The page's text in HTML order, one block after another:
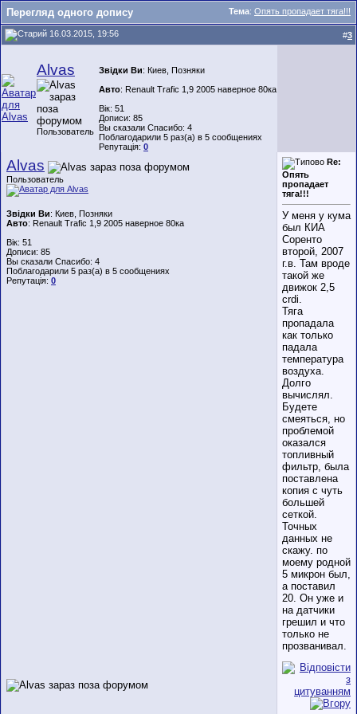
Тема: Опять пропадает тяга!!!
Перегляд одного допису
16.03.2015, 19:56 #3
Alvas
Пользователь
Звідки Ви: Киев, Позняки
Авто: Renault Trafic 1,9 2005 наверное 80ка
Вік: 51
Дописи: 85
Вы сказали Спасибо: 4
Поблагодарили 5 раз(а) в 5 сообщениях
Репутація: 0
Alvas
Пользователь
Звідки Ви: Киев, Позняки
Авто: Renault Trafic 1,9 2005 наверное 80ка
Вік: 51
Дописи: 85
Вы сказали Спасибо: 4
Поблагодарили 5 раз(а) в 5 сообщениях
Репутація: 0
Re:
Опять
пропадает
тяга!!!
У меня у кума
был КИА
Соренто
второй, 2007
г.в. Там вроде
такой же
движок 2,5
crdi.
Тяга
пропадала
как только
падала
температура
воздуха.
Долго
вычислял.
Будете
смеяться, но
проблемой
оказался
топливный
фильтр, была
поставлена
копия с чуть
большей
сеткой.
Точных
данных не
скажу. по
моему родной
5 микрон был,
а поставил
20. Он уже и
на датчики
грешил и что
только не
прозванивал.